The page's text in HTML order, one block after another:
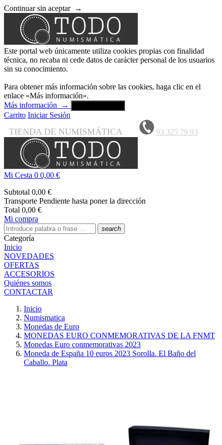
Continuar sin aceptar →
Este portal web únicamente utiliza cookies propias con finalidad
técnica, no recaba ni cede datos de carácter personal de los usuarios
sin su conocimiento.
Para obtener más información sobre las cookies, haga clic en el
enlace «Más información».
Más información
→
Carrito Iniciar Sesión
TIENDA DE NUMISMÁTICA 93 325 79 93
Mi Cesta 0 0,00 €
Subtotal 0,00 €
Transporte Pendiente hasta poner la dirección
Total 0,00 €
Mi compra
search
Categoría
Inicio
NOVEDADES
OFERTAS
ACCESORIOS
Quiénes somos
CONTACTAR
Inicio
Numismatica
Monedas de Euro
MONEDAS EURO CONMEMORATIVAS DE LA FNMT
Monedas Euro conmemorativas 2023
Moneda de España 10 euros 2023 Sorolla. El Baño del
Caballo. Plata